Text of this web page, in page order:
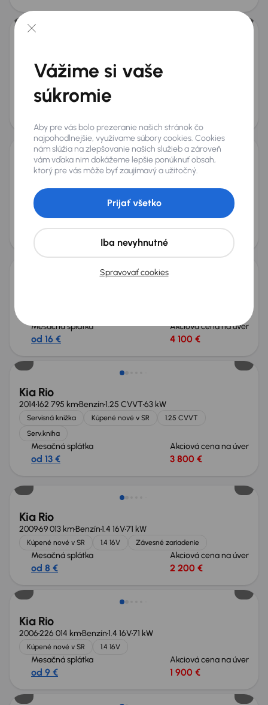
Servisná knižka Kúpené nové v SR
Serv.kniha
+1 ďalších
Mesačná splátka
Kia Rio
Servisná knižka
Serv.kniha
od 14 €
Mesačná splátka
od 16 €
Akciová cena na úver
4 100 €
Kia Rio
2014162 795 kmBenzín1.25 CVVT63 kW
Servisná knižka Kúpené nové v SR
1.25 CVVT
Serv.kniha
Mesačná splátka
od 13 €
Akciová cena na úver
3 800 €
Kia Rio
200969 013 kmBenzín1.4 16V71 kW
Kúpené nové v SR 1.4 16V Závesné zariadenie
Mesačná splátka
od 8 €
Akciová cena na úver
2 200 €
Kia Rio
2006226 014 kmBenzín1.4 16V71 kW
Kúpené nové v SR 1.4 16V
Mesačná splátka
od 9 €
Akciová cena na úver
1 900 €
Vážime si vaše
súkromie
Aby pre vás bolo prezeranie našich stránok čo
najpohodlnejšie, využívame súbory cookies. Cookies
nám slúžia na zlepšovanie našich služieb a zároveň
vám vďaka nim dokážeme lepšie ponúknuť obsah,
ktorý pre vás môže byť zaujímavý a užitočný.
Spravovať cookies
Iba nevyhnutné
Prijať všetko